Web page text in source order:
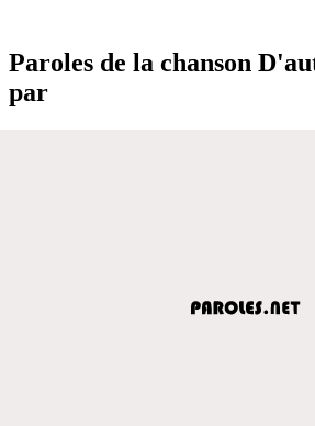
Paroles de la chanson
par